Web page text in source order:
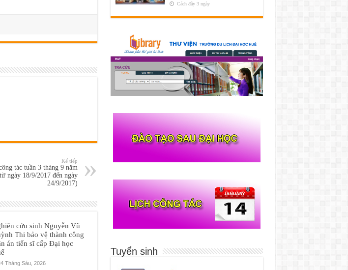
Kế tiếp
tác tuần 3 tháng 9 năm
ngày 18/9/2017 đến ngày
24/9/2017)
cứu sinh Nguyễn Vũ
Thi bảo vệ thành công
án tiến sĩ cấp Đại học
Tháng Sáu, 2026
Cách đây 3 ngày
Tuyển sinh